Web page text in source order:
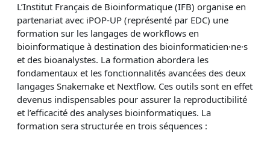
L’Institut Français de Bioinformatique (IFB) organise en
partenariat avec iPOP-UP (représenté par EDC) une
formation sur les langages de workflows en
bioinformatique à destination des bioinformaticien·ne·s
et des bioanalystes. La formation abordera les
fondamentaux et les fonctionnalités avancées des deux
langages Snakemake et Nextflow. Ces outils sont en effet
devenus indispensables pour assurer la reproductibilité
et l’efficacité des analyses bioinformatiques. La
formation sera structurée en trois séquences :